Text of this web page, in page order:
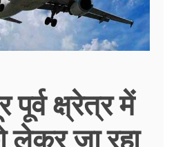
क्ष्रेत्र में
लेकर जा रहा